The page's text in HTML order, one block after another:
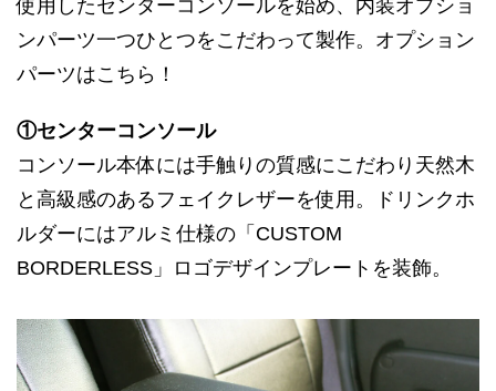
使用したセンターコンソールを始め、内装オプショ
ンパーツ一つひとつをこだわって製作。オプション
パーツはこちら！
①センターコンソール
コンソール本体には手触りの質感にこだわり天然木
と高級感のあるフェイクレザーを使用。ドリンクホ
ルダーにはアルミ仕様の「CUSTOM
BORDERLESS」ロゴデザインプレートを装飾。